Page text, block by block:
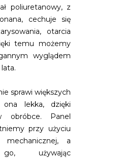
poliuretanowy, z
cechuje się
otarcia
temu możemy
wyglądem
sprawi większych
lekka, dzięki
obróbce. Panel
przy użyciu
a
używając